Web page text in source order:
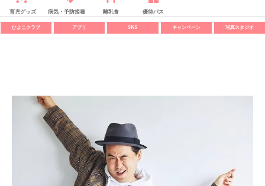
育児グッズ 病気・予防接種 離乳食 優待パス
ひよこクラブ アプリ SNS キャンペーン 写真スタジオ